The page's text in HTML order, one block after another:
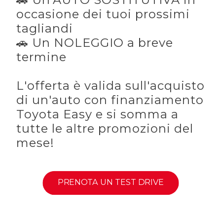
occasione dei tuoi prossimi
tagliandi
🚗 Un NOLEGGIO a breve
termine
L'offerta è valida sull'acquisto
di un'auto con finanziamento
Toyota Easy e si somma a
tutte le altre promozioni del
mese!
PRENOTA UN TEST DRIVE